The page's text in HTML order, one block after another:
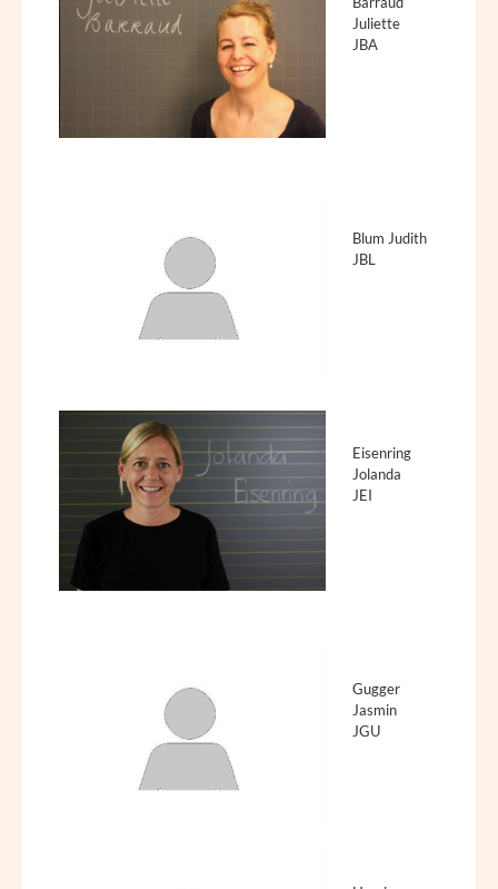
Juliette
JBA
Blum Judith
JBL
Eisenring
Jolanda
JEI
Gugger
Jasmin
JGU